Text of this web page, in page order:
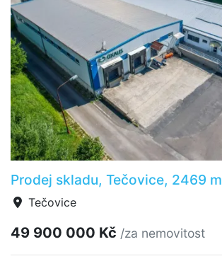
Prodej skladu, Tečovice, 2469 m
Tečovice
49 900 000 Kč /za nemovitost